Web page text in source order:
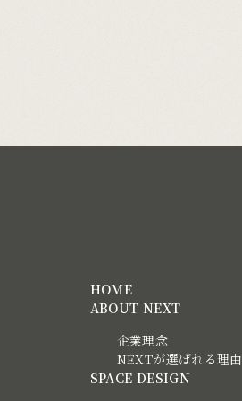
HOME
ABOUT NEXT
企業理念
NEXTが選ばれる理由
SPACE DESIGN